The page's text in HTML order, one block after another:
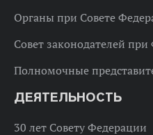
Органы при Совете
Совет законодателей
Полномочные
ДЕЯТЕЛЬНОСТЬ
30 лет Совету Федерации